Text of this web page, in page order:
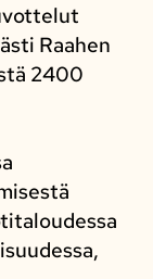
Raahen
2400